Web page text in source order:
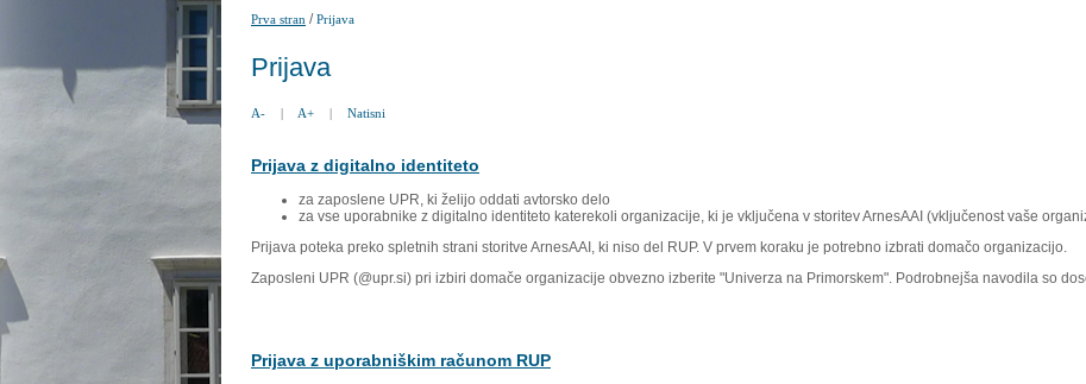
Prva stran /Prijava
Prijava
A- | A+ | Natisni
Prijava z digitalno identiteto
za zaposlene UPR, ki želijo oddati avtorsko delo
za vse uporabnike z digitalno identiteto katerekoli organizacije, ki je vključena v storitev ArnesAAI (vključenost vaše
Prijava poteka preko spletnih strani storitve ArnesAAI, ki niso del RUP. V prvem koraku je potrebno izbrati domačo organizacijo.
Zaposleni UPR (@upr.si) pri izbiri domače organizacije obvezno izberite "Univerza na Primorskem". Podrobnejša navodila so
Prijava z uporabniškim računom RUP